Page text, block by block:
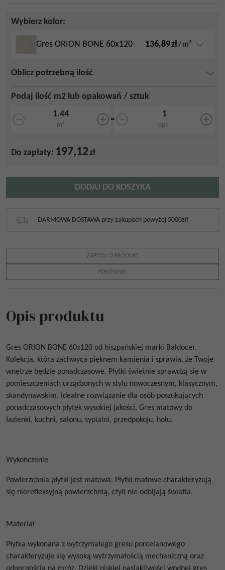
Wybierz kolor:
Gres ORION BONE 60x120 136,89zł/m²
Oblicz potrzebną ilość
Podaj ilość m2 lub opakowań / sztuk
m²
=
opk.
Do zapłaty: 197,12zł
DODAJ DO KOSZYKA
DARMOWA DOSTAWA przy zakupach powyżej 5000zł!
ZAPYTAJ O PRODUKT
PORÓWNAJ
Opis produktu
Gres ORION BONE 60x120 od hiszpańskiej marki Baldocer.
Kolekcja, która zachwyca pięknem kamienia i sprawia, że Twoje
wnętrze będzie ponadczasowe. Płytki świetnie sprawdzą się w
pomieszczeniach urządzonych w stylu nowoczesnym, klasycznym,
skandynawskim. Idealne rozwiązanie dla osób poszukujących
ponadczasowych płytek wysokiej jakości. Gres matowy do
łazienki, kuchni, salonu, sypialni, przedpokoju, holu.
Wykończenie
Powierzchnia płytki jest matowa. Płytki matowe charakteryzują
się nierefleksyjną powierzchnią, czyli nie odbijają światła.
Materiał
Płytka wykonana z wytrzymałego gresu porcelanowego
charakteryzuje się wysoką wytrzymałością mechaniczną oraz